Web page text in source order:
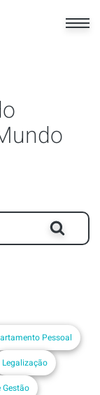
Pessoal
Legalização